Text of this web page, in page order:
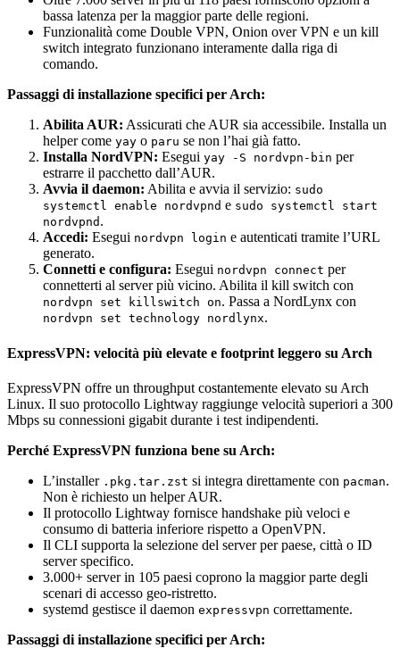
bassa latenza per la maggior parte delle regioni.
Funzionalità come Double VPN, Onion over VPN e un kill
switch integrato funzionano interamente dalla riga di
comando.
Passaggi di installazione specifici per Arch:
Abilita AUR: Assicurati che AUR sia accessibile. Installa un
helper come yay o paru se non l’hai già fatto.
Installa NordVPN: Esegui yay -S nordvpn-bin per
estrarre il pacchetto dall’AUR.
Avvia il daemon: Abilita e avvia il servizio: sudo
systemctl enable nordvpnd e sudo systemctl start
nordvpnd .
Accedi: Esegui nordvpn login e autenticati tramite l’URL
generato.
Connetti e configura: Esegui nordvpn connect per
connetterti al server più vicino. Abilita il kill switch con
nordvpn set killswitch on. Passa a NordLynx con
nordvpn set technology nordlynx.
ExpressVPN: velocità più elevate e footprint leggero su Arch
ExpressVPN offre un throughput costantemente elevato su Arch
Linux. Il suo protocollo Lightway raggiunge velocità superiori a 300
Mbps su connessioni gigabit durante i test indipendenti.
Perché ExpressVPN funziona bene su Arch:
L’installer .pkg.tar.zst si integra direttamente con pacman.
Non è richiesto un helper AUR.
Il protocollo Lightway fornisce handshake più veloci e
consumo di batteria inferiore rispetto a OpenVPN.
Il CLI supporta la selezione del server per paese, città o ID
server specifico.
3.000+ server in 105 paesi coprono la maggior parte degli
scenari di accesso geo-ristretto.
systemd gestisce il daemon expressvpn correttamente.
Passaggi di installazione specifici per Arch: